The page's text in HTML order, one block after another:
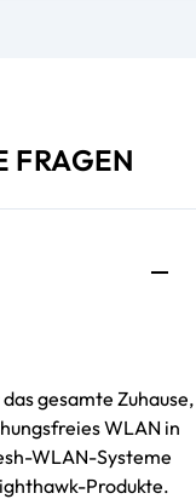
FRAGEN
gesamte Zuhause,
WLAN in
WLAN-Systeme
Produkte.